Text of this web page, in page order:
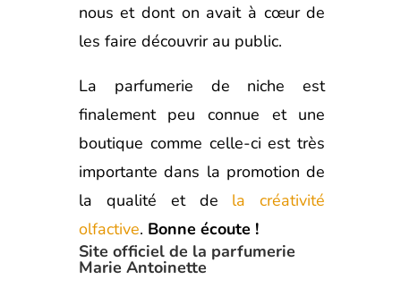
nous et dont on avait à cœur de
les faire découvrir au public.
La parfumerie de niche est
finalement peu connue et une
boutique comme celle-ci est très
importante dans la promotion de
la qualité et de la créativité
olfactive. Bonne écoute !
Site officiel de la parfumerie
Marie Antoinette